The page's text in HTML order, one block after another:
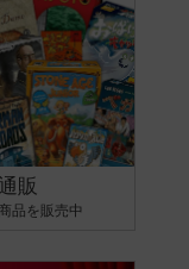
販
品を販売中